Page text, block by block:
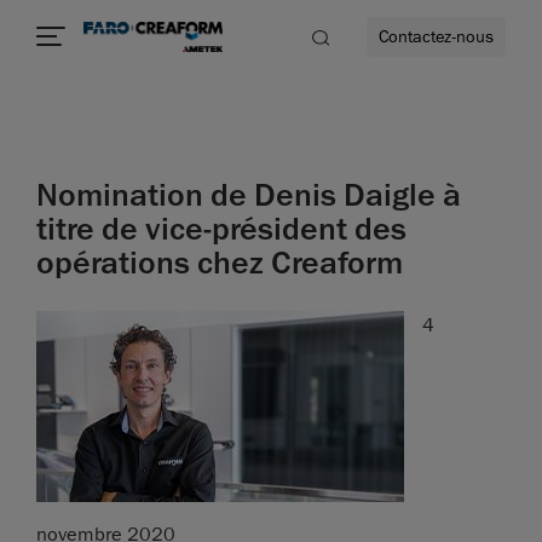
encore
Contactez-nous
Nomination de Denis Daigle à
titre de vice-président des
opérations chez Creaform
4
novembre 2020